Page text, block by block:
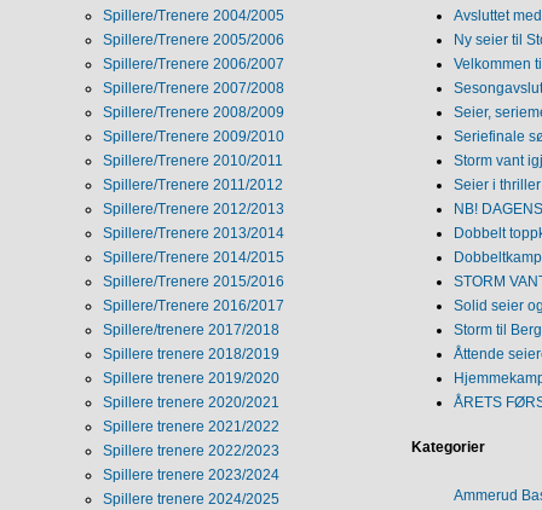
Spillere/Trenere 2004/2005
Spillere/Trenere 2005/2006
Spillere/Trenere 2006/2007
Spillere/Trenere 2007/2008
Spillere/Trenere 2008/2009
Spillere/Trenere 2009/2010
Spillere/Trenere 2010/2011
Spillere/Trenere 2011/2012
Spillere/Trenere 2012/2013
Spillere/Trenere 2013/2014
Spillere/Trenere 2014/2015
Spillere/Trenere 2015/2016
Spillere/Trenere 2016/2017
Spillere/trenere 2017/2018
Spillere trenere 2018/2019
Spillere trenere 2019/2020
Spillere trenere 2020/2021
Spillere trenere 2021/2022
Spillere trenere 2022/2023
Spillere trenere 2023/2024
Spillere trenere 2024/2025
Avsluttet
Ny seier til
Velkommen
Seier,
Seriefinale
Storm vant
Seier i
NB!
Dobbelt
STORM
Solid seier
Storm til
Åttende
ÅRETS
Kategorier
Ammerud